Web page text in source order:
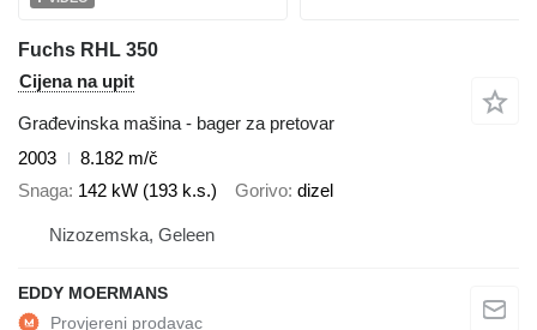
Fuchs RHL 350
Cijena na upit
Građevinska mašina - bager za pretovar
2003
8.182 m/č
Snaga 142 kW (193 k.s.) Gorivo dizel
Nizozemska, Geleen
EDDY MOERMANS